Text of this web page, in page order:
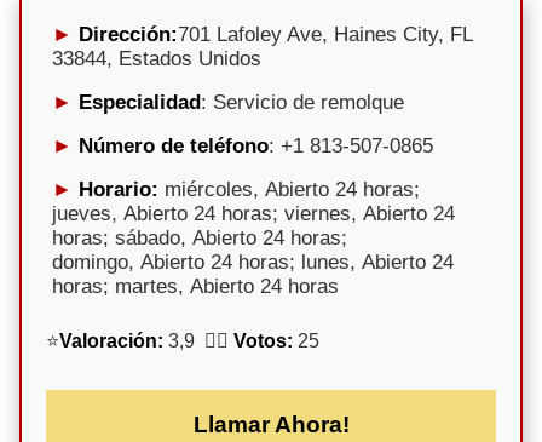
Dirección:701 Lafoley Ave, Haines City, FL
33844, Estados Unidos
Especialidad: Servicio de remolque
Número de teléfono: +1 813-507-0865
Horario: miércoles, Abierto 24 horas;
jueves, Abierto 24 horas; viernes, Abierto 24
horas; sábado, Abierto 24 horas;
domingo, Abierto 24 horas; lunes, Abierto 24
horas; martes, Abierto 24 horas
⭐Valoración: 3,9 🕵️‍♀️ Votos: 25
Llamar Ahora!